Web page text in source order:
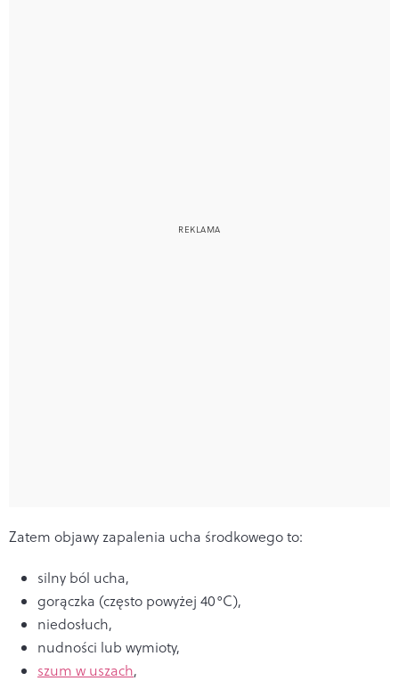
Zatem objawy zapalenia ucha środkowego to:
silny ból ucha,
gorączka (często powyżej 40°C),
niedosłuch,
nudności lub wymioty,
szum w uszach,